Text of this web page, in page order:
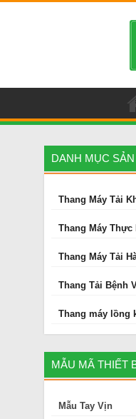
DANH MỤC
Thang Máy Tải
Thang Máy Thực
Thang Máy Tải
Thang Tải Bệnh
Thang máy lồng
MẪU MÃ THIẾT
Mẫu Tay Vịn